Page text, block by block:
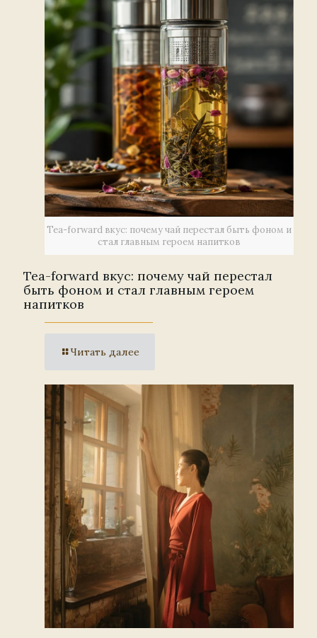
Tea-forward вкус: почему чай перестал быть фоном и
стал главным героем напитков
Tea-forward вкус: почему чай перестал
быть фоном и стал главным героем
напитков
Читать далее